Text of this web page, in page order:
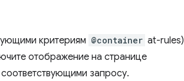
критериям @container at-rules)
отображение на странице
запросу.